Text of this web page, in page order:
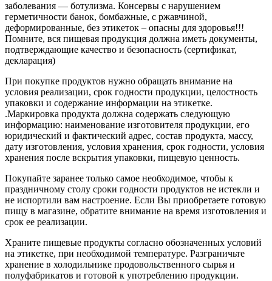
заболевания — ботулизма. Консервы с нарушением
герметичности банок, бомбажные, с ржавчиной,
деформированные, без этикеток – опасны для здоровья!!!
Помните, вся пищевая продукция должна иметь документы,
подтверждающие качество и безопасность (сертификат,
декларация)
При покупке продуктов нужно обращать внимание на
условия реализации, срок годности продукции, целостность
упаковки и содержание информации на этикетке.
.Маркировка продукта должна содержать следующую
информацию: наименование изготовителя продукции, его
юридический и фактический адрес, состав продукта, массу,
дату изготовления, условия хранения, срок годности, условия
хранения после вскрытия упаковки, пищевую ценность.
Покупайте заранее только самое необходимое, чтобы к
праздничному столу сроки годности продуктов не истекли и
не испортили вам настроение. Если Вы приобретаете готовую
пищу в магазине, обратите внимание на время изготовления и
срок ее реализации.
Храните пищевые продукты согласно обозначенных условий
на этикетке, при необходимой температуре. Разграничьте
хранение в холодильнике продовольственного сырья и
полуфабрикатов и готовой к употреблению продукции.